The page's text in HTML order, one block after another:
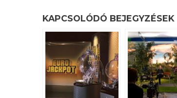
KAPCSOLÓDÓ BEJEGYZÉSEK